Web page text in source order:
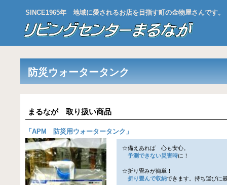
SINCE1965年 地域に愛されるお店を目指す町の金物屋さんです。
防災ウォータータンク
まるなが 取り扱い商品
「 APM 防災用ウォータータンク 」
☆備えあれば 心も安心。
予測できない災害時に！
☆折り畳みが簡単！
折り畳んで収納できます。持ち運びに